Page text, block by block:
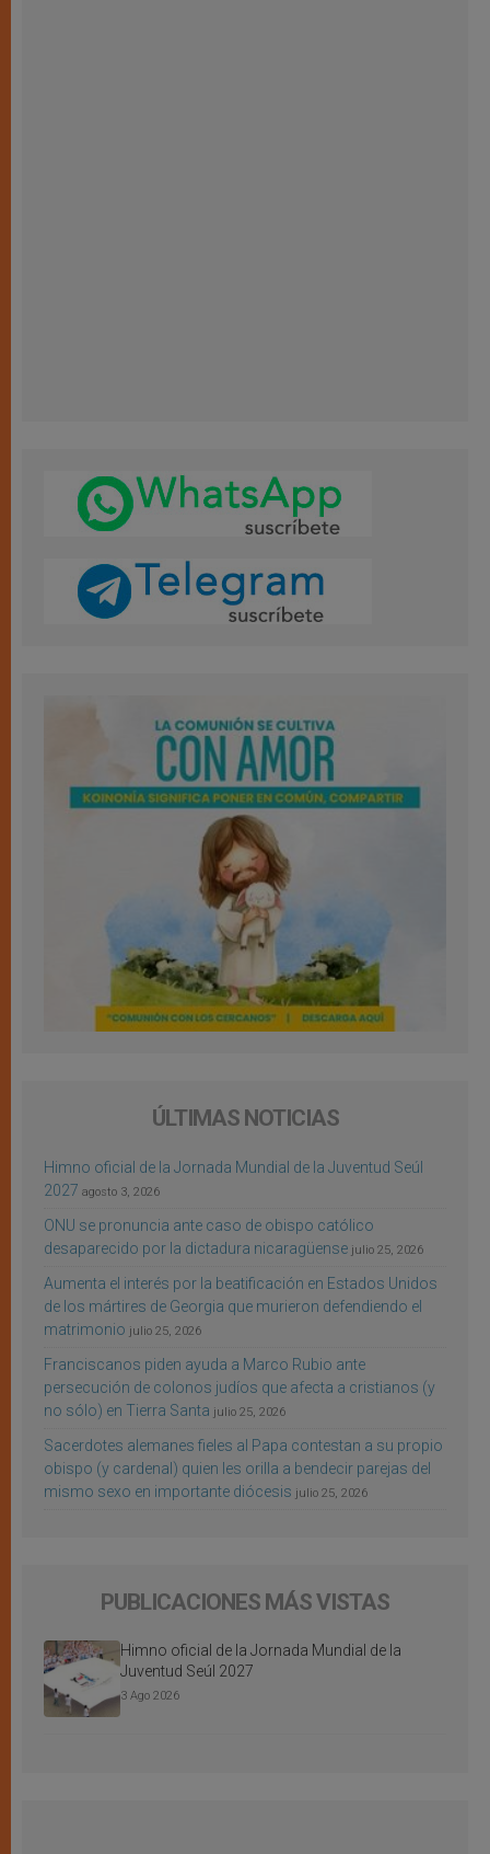
ÚLTIMAS NOTICIAS
Himno oficial de la Jornada Mundial de la Juventud Seúl
2027 agosto 3, 2026
ONU se pronuncia ante caso de obispo católico
desaparecido por la dictadura nicaragüense julio 25, 2026
Aumenta el interés por la beatificación en Estados Unidos
de los mártires de Georgia que murieron defendiendo el
matrimonio julio 25, 2026
Franciscanos piden ayuda a Marco Rubio ante
persecución de colonos judíos que afecta a cristianos (y
no sólo) en Tierra Santa julio 25, 2026
Sacerdotes alemanes fieles al Papa contestan a su propio
obispo (y cardenal) quien les orilla a bendecir parejas del
mismo sexo en importante diócesis julio 25, 2026
PUBLICACIONES MÁS VISTAS
Himno oficial de la Jornada Mundial de la
Juventud Seúl 2027
3 Ago 2026